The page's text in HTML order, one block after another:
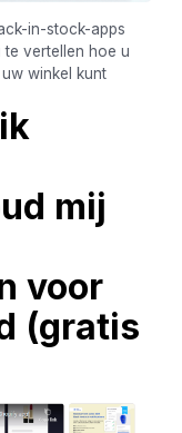
in-stock-apps
vertellen hoe u
winkel kunt
mij
voor
(gratis